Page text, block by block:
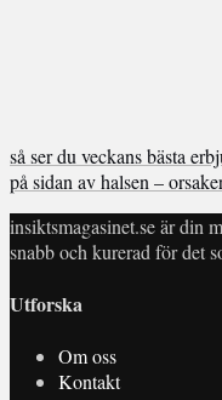
så ser du veckans bästa
på sidan av halsen –
insiktsmagasinet.se är din
snabb och kurerad för det
Utforska
Om oss
Kontakt